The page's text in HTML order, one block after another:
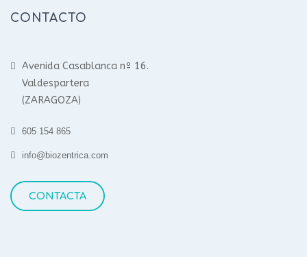
CONTACTO
Avenida Casablanca nº 16.
Valdespartera
(ZARAGOZA)
605 154 865
info@biozentrica.com
CONTACTA